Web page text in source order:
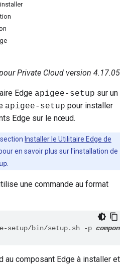
Private Cloud version 4.17.05
Edge apigee-setup sur un
apigee-setup pour installer
Edge sur le nœud.
Installer le Utilitaire Edge de
en savoir plus sur l'installation de
une commande au format
setup/bin/setup.sh -p
au composant Edge à installer et